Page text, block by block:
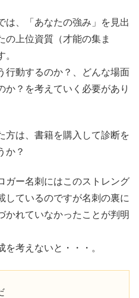
は、「あなたの強み」を見出
の上位資質（才能の集ま
行動するのか？、どんな場面
か？を考えていく必要があり
方は、書籍を購入して診断を
か？
ガー名刺にはこのストレング
しているのですが名刺の裏に
かれていなかったことが判明
考えないと・・・。